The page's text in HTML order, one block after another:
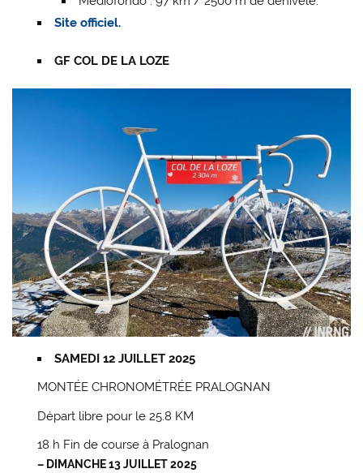
Site officiel.
GF COL DE LA LOZE
SAMEDI 12 JUILLET 2025
MONTÉE CHRONOMÉTRÉE PRALOGNAN
Départ libre pour le 25.8 KM
18 h Fin de course à Pralognan
– DIMANCHE 13 JUILLET 2025